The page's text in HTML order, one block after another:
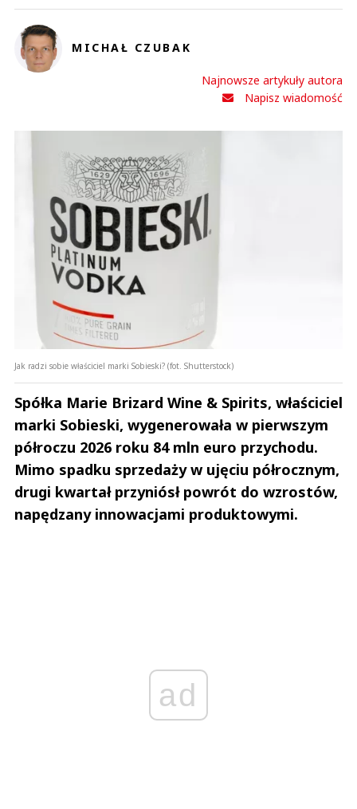
MICHAŁ CZUBAK
Najnowsze artykuły autora
Napisz wiadomość
Jak radzi sobie właściciel marki Sobieski? (fot. Shutterstock)
Spółka Marie Brizard Wine & Spirits, właściciel
marki Sobieski, wygenerowała w pierwszym
półroczu 2026 roku 84 mln euro przychodu.
Mimo spadku sprzedaży w ujęciu półrocznym,
drugi kwartał przyniósł powrót do wzrostów,
napędzany innowacjami produktowymi.
ad